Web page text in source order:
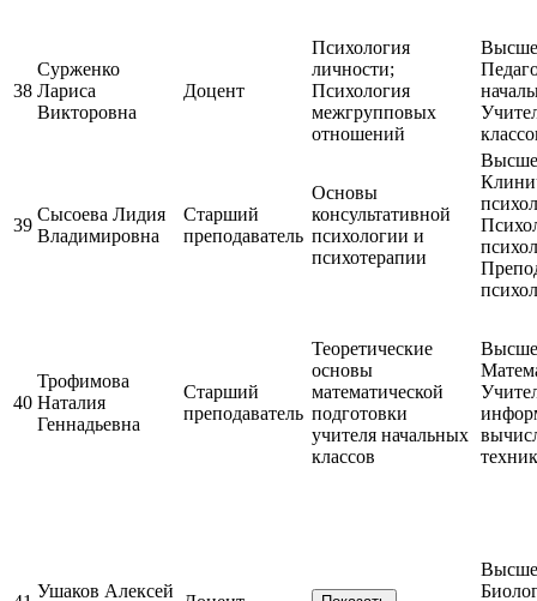
38
Сурженко
Лариса
Викторовна
Доцент
Психология
личности;
Психология
межгрупповых
отношений
39
Сысоева Лидия
Владимировна
Старший
преподаватель
Основы
консультативной
психологии и
психотерапии
40
Трофимова
Наталия
Геннадьевна
Старший
преподаватель
Теоретические
основы
математической
подготовки
учителя начальных
классов
Ушаков Алексей